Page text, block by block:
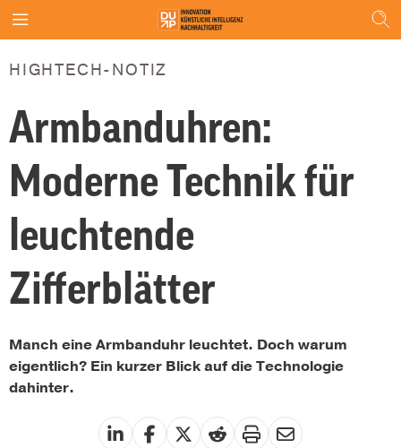
HIGHTECH-NOTIZ
Armbanduhren:
Moderne Technik für
leuchtende
Zifferblätter
Manch eine Armbanduhr leuchtet. Doch warum
eigentlich? Ein kurzer Blick auf die Technologie
dahinter.